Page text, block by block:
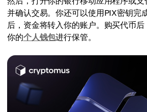
并确认交易。你还可以使用PIX密钥完
后，资金将转入你的账户。购买代币
你的个人钱包进行保管。